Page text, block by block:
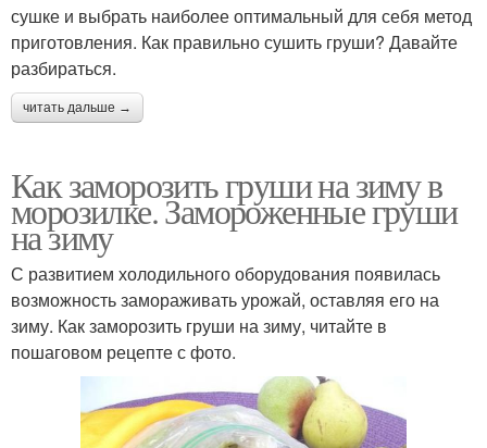
сушке и выбрать наиболее оптимальный для себя метод
приготовления. Как правильно сушить груши? Давайте
разбираться.
читать дальше →
Как заморозить груши на зиму в
морозилке. Замороженные груши
на зиму
С развитием холодильного оборудования появилась
возможность замораживать урожай, оставляя его на
зиму. Как заморозить груши на зиму, читайте в
пошаговом рецепте с фото.